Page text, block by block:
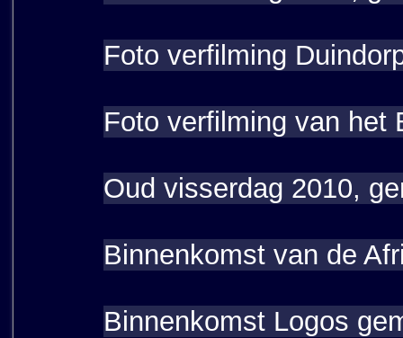
Foto verfilming
Foto verfilming van het
Oud visserdag 2010,
Binnenkomst van de
Binnenkomst Logos